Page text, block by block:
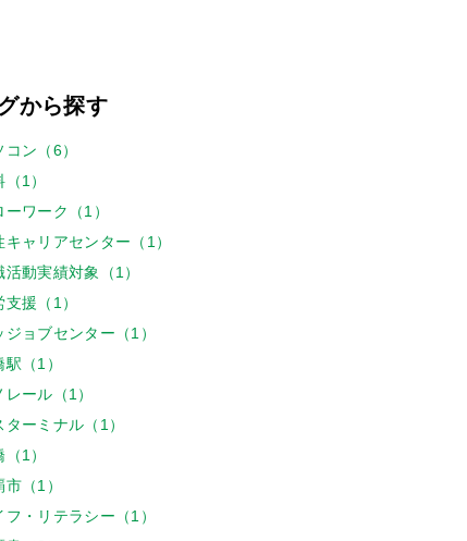
から探す
コン（6）
1）
ーワーク（1）
キャリアセンター（1）
活動実績対象（1）
支援（1）
ジョブセンター（1）
駅（1）
レール（1）
ターミナル（1）
1）
市（1）
フ・リテラシー（1）